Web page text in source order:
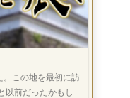
。この地を最初に訪
以前だったかもし